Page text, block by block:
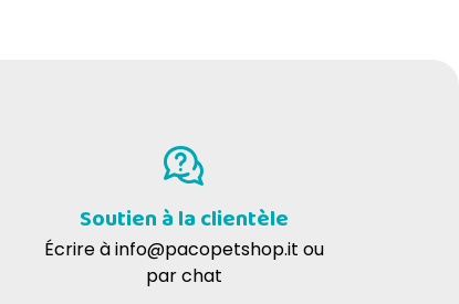
Soutien à la clientèle
Écrire àinfo@pacopetshop.it ou
par chat